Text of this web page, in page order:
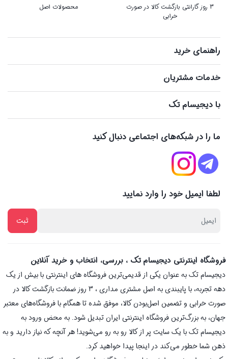
3 روز گارانتی بازگشت کالا در صورت
خرابی
محصولات اصل
راهنمای خرید
خدمات مشتریان
با دیجیسام تک
ما را در شبکه‌های اجتماعی دنبال کنید
لطفا ایمیل خود را وارد نمایید
فروشگاه اینترنتی دیجیسام تک ، بررسی، انتخاب و خرید آنلاین
دیجیسام تک به عنوان یکی از قدیمی‌ترین فروشگاه های اینترنتی با بیش از یک
دهه تجربه، با پایبندی به اصل مشتری مداری ، 3 روز ضمانت بازگشت کالا در
صورت خرابی و تضمین اصل‌بودن کالا، موفق شده تا همگام با فروشگاه‌های معتبر
جهان، به بزرگ‌ترین فروشگاه اینترنتی ایران تبدیل شود. به محض ورود به
دیجیسام تک با یک سایت پر از کالا رو به رو می‌شوید! هر آنچه که نیاز دارید و به
ذهن شما خطور می‌کند در اینجا پیدا خواهید کرد.